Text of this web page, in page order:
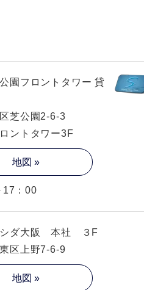
園フロントタワー 貸
芝公園2-6-3
ントタワー3F
地図 »
17：00
シダ大阪 本社 ３F
区上野7-6-9
地図 »